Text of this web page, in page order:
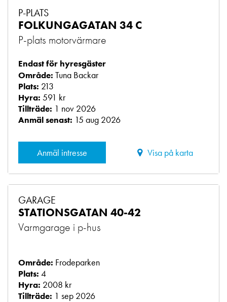
P-PLATS
FOLKUNGAGATAN 34 C
P-plats motorvärmare
Endast för hyresgäster
Område: Tuna Backar
Plats: 213
Hyra: 591 kr
Tillträde: 1 nov 2026
Anmäl senast: 15 aug 2026
Anmäl intresse Visa på karta
GARAGE
STATIONSGATAN 40-42
Varmgarage i p-hus
Område: Frodeparken
Plats: 4
Hyra: 2008 kr
Tillträde: 1 sep 2026